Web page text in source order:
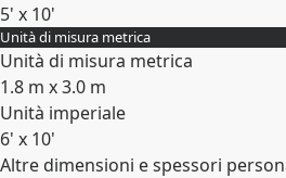
5' x 10'
Espandi
Unità di misura metrica
Unità di misura metrica
1.8 m x 3.0 m
Unità imperiale
6' x 10'
Espandi
Altre dimensioni e spessori